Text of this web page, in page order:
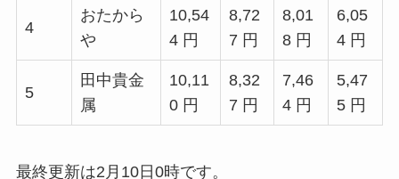
4
おたから
や
10,54
4 円
8,72
7 円
8,01
8 円
6,05
4 円
5
田中貴金
属
10,11
0 円
8,32
7 円
7,46
4 円
5,47
5 円
最終更新は2月10日0時です。